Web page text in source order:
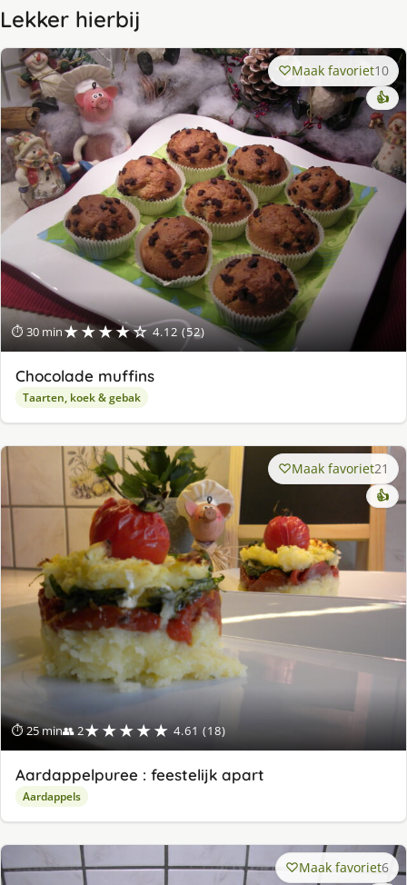
Lekker hierbij
⏱ 30 min★★★★☆ 4.12 (52)
Maak favoriet10
👍
Chocolade muffins
Taarten, koek & gebak
⏱ 25 min👥 2★★★★★ 4.61 (18)
Maak favoriet21
👍
Aardappelpuree : feestelijk apart
Aardappels
Maak favoriet6